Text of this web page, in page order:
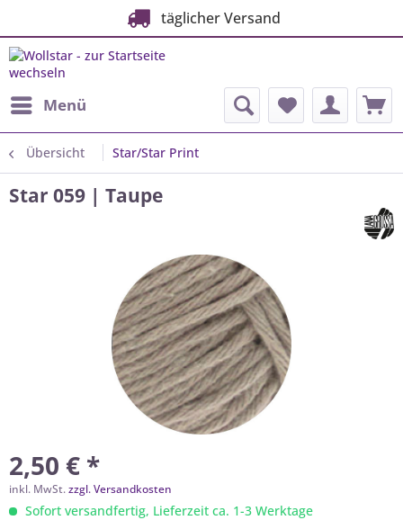
täglicher Versand
Menü
Übersicht Star/Star Print
Star 059 | Taupe
2,50 € *
inkl. MwSt.zzgl. Versandkosten
Sofort versandfertig, Lieferzeit ca. 1-3 Werktage